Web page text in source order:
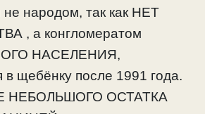
не народом, так как НЕТ
, а конгломератом
НАСЕЛЕНИЯ,
в щебёнку после 1991 года.
НЕБОЛЬШОГО ОСТАТКА